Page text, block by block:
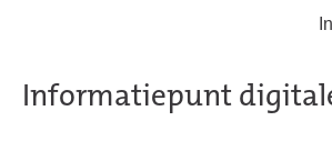
Informatiepunt